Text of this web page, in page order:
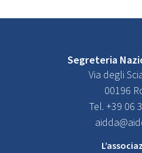
Segreteria
Via degli
00196
Tel. +39 06